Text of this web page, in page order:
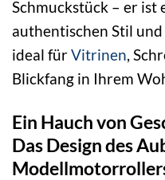
Schmuckstück – er ist
authentischen Stil
ideal fürVitrinen,
Blickfang in Ihrem
Ein Hauch von
Das Design des